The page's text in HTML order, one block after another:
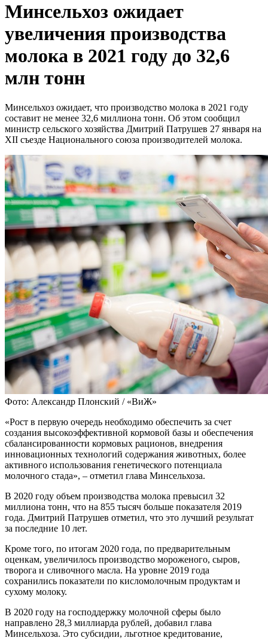
Минсельхоз ожидает
увеличения производства
молока в 2021 году до 32,6
млн тонн
Минсельхоз ожидает, что производство молока в 2021 году
составит не менее 32,6 миллиона тонн. Об этом сообщил
министр сельского хозяйства Дмитрий Патрушев 27 января на
XII съезде Национального союза производителей молока.
Фото: Александр Плонский / «ВиЖ»
«Рост в первую очередь необходимо обеспечить за счет
создания высокоэффективной кормовой базы и обеспечения
сбалансированности кормовых рационов, внедрения
инновационных технологий содержания животных, более
активного использования генетического потенциала
молочного стада», – отметил глава Минсельхоза.
В 2020 году объем производства молока превысил 32
миллиона тонн, что на 855 тысяч больше показателя 2019
года. Дмитрий Патрушев отметил, что это лучший результат
за последние 10 лет.
Кроме того, по итогам 2020 года, по предварительным
оценкам, увеличилось производство мороженого, сыров,
творога и сливочного масла. На уровне 2019 года
сохранились показатели по кисломолочным продуктам и
сухому молоку.
В 2020 году на господдержку молочной сферы было
направлено 28,3 миллиарда рублей, добавил глава
Минсельхоза. Это субсидии, льготное кредитование,